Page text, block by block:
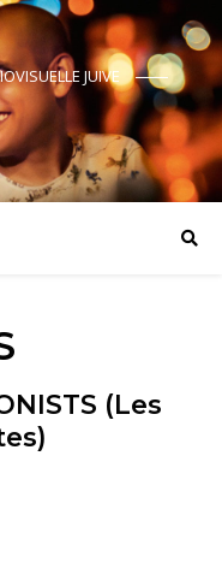
JUIVE
(Les